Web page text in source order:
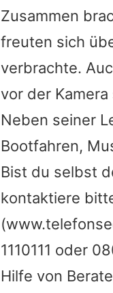
Zusammen
freuten sich
verbrachte.
vor der
Neben seiner
Bootfahren,
Bist du selbst
kontaktiere
1110111 oder
Hilfe von